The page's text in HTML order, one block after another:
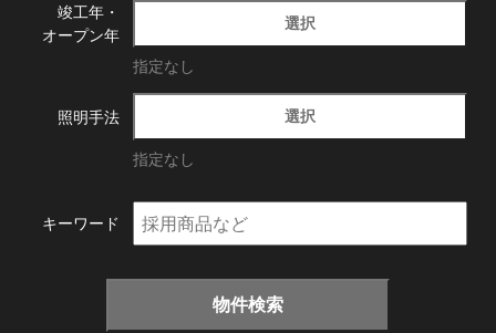
竣工年・
オープン年
選択
指定なし
照明手法 選択
指定なし
キーワード
物件検索